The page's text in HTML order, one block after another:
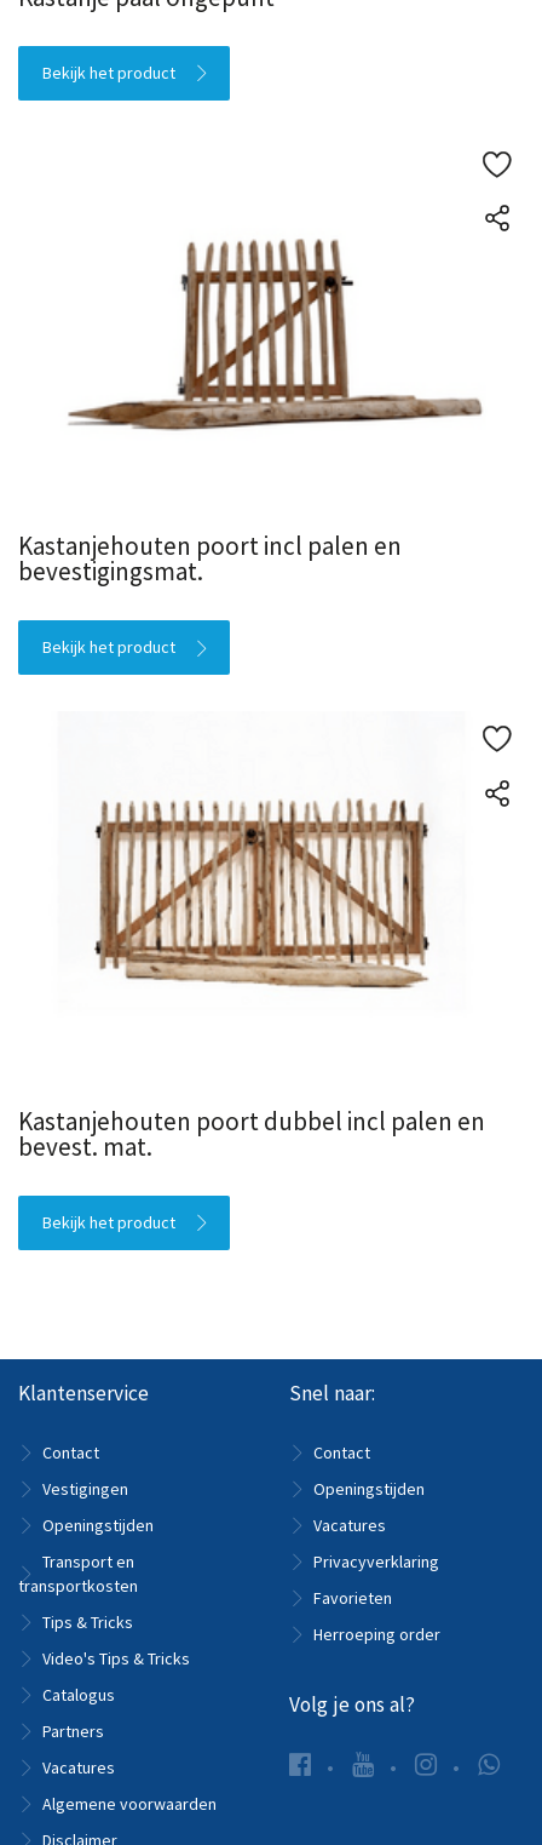
Bekijk het product
Kastanjehouten poort incl palen en
bevestigingsmat.
Bekijk het product
Kastanjehouten poort dubbel incl palen en
bevest. mat.
Bekijk het product
Klantenservice
Contact
Vestigingen
Openingstijden
Transport en
transportkosten
Tips & Tricks
Video's Tips & Tricks
Catalogus
Partners
Vacatures
Algemene voorwaarden
Disclaimer
Snel naar:
Contact
Openingstijden
Vacatures
Privacyverklaring
Favorieten
Herroeping order
Volg je ons al?